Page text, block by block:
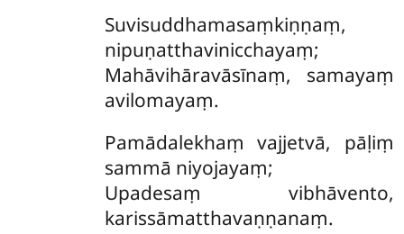
Suvisuddhamasaṃkiṇṇaṃ,
nipuṇatthavinicchayaṃ;
Mahāvihāravāsīnaṃ, samayaṃ
avilomayaṃ.
Pamādalekhaṃ vajjetvā, pāḷiṃ
sammā niyojayaṃ;
Upadesaṃ vibhāvento,
karissāmatthavaṇṇanaṃ.